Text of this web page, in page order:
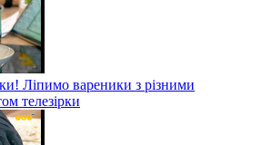
Ліпимо вареники з різними
телезірки